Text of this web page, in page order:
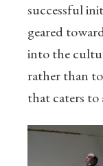
successful
geared
into the
rather than
that caters to